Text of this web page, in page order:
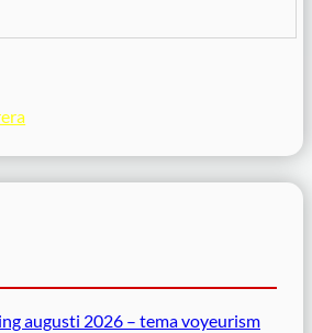
augusti 2026 – tema voyeurism